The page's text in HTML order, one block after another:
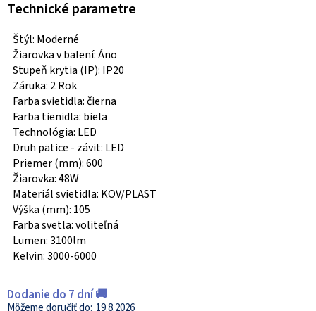
Technické parametre
Štýl: Moderné
Žiarovka v balení: Áno
Stupeň krytia (IP): IP20
Záruka: 2 Rok
Farba svietidla: čierna
Farba tienidla: biela
Technológia: LED
Druh pätice - závit: LED
Priemer (mm): 600
Žiarovka: 48W
Materiál svietidla: KOV/PLAST
Výška (mm): 105
Farba svetla: voliteľná
Lumen: 3100lm
Kelvin: 3000-6000
Dodanie do 7 dní 🚚
19.8.2026